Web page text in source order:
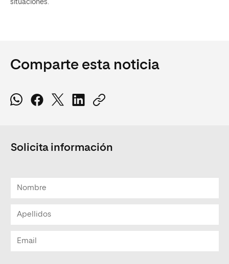
situaciones.
Comparte esta noticia
Solicita información